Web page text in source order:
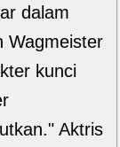
dalam
Wagmeister
kunci
Aktris